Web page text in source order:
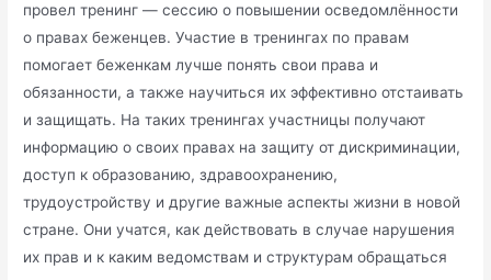
провел тренинг — сессию о повышении осведомлённости
о правах беженцев. Участие в тренингах по правам
помогает беженкам лучше понять свои права и
обязанности, а также научиться их эффективно отстаивать
и защищать. На таких тренингах участницы получают
информацию о своих правах на защиту от дискриминации,
доступ к образованию, здравоохранению,
трудоустройству и другие важные аспекты жизни в новой
стране. Они учатся, как действовать в случае нарушения
их прав и к каким ведомствам и структурам обращаться